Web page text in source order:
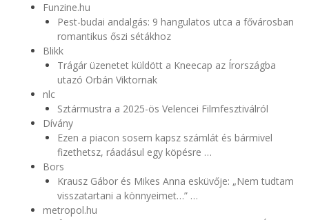
Funzine.hu
Pest-budai andalgás: 9 hangulatos utca a fővárosban
romantikus őszi sétákhoz
Blikk
Trágár üzenetet küldött a Kneecap az Írországba
utazó Orbán Viktornak
nlc
Sztármustra a 2025-ös Velencei Filmfesztiválról
Dívány
Ezen a piacon sosem kapsz számlát és bármivel
fizethetsz, ráadásul egy köpésre …
Bors
Krausz Gábor és Mikes Anna esküvője: „Nem tudtam
visszatartani a könnyeimet…” …
metropol.hu